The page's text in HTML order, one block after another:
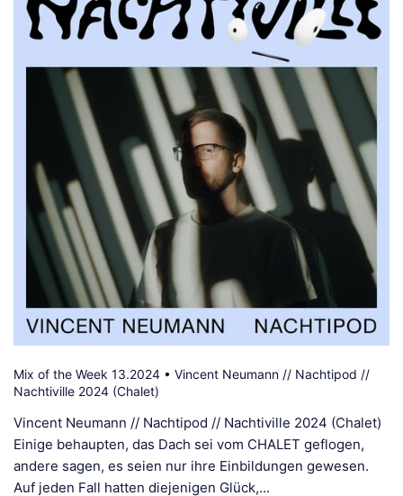
Mix of the Week 13.2024 • Vincent Neumann // Nachtipod //
Nachtiville 2024 (Chalet)
Vincent Neumann // Nachtipod // Nachtiville 2024 (Chalet)
Einige behaupten, das Dach sei vom CHALET geflogen,
andere sagen, es seien nur ihre Einbildungen gewesen.
Auf jeden Fall hatten diejenigen Glück,...